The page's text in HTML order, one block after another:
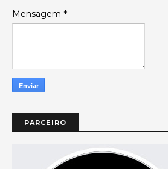
Mensagem *
PARCEIRO